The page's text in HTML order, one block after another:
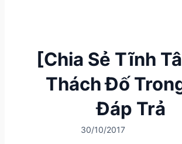
[Chia Sẻ Tĩnh
Thách Đố
Đáp Trả
30/10/2017